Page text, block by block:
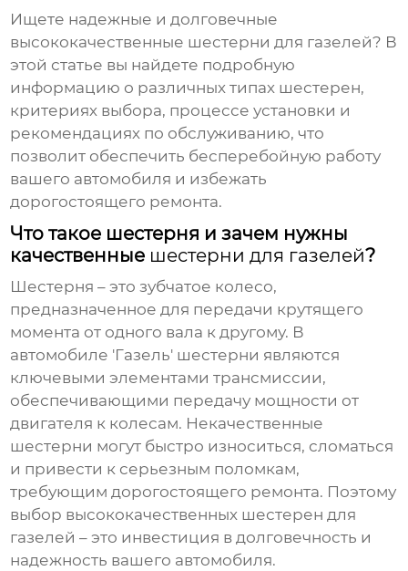
Ищете надежные и долговечные
высококачественные шестерни для газелей? В
этой статье вы найдете подробную
информацию о различных типах шестерен,
критериях выбора, процессе установки и
рекомендациях по обслуживанию, что
позволит обеспечить бесперебойную работу
вашего автомобиля и избежать
дорогостоящего ремонта.
Что такое шестерня и зачем нужны
качественные шестерни для газелей?
Шестерня – это зубчатое колесо,
предназначенное для передачи крутящего
момента от одного вала к другому. В
автомобиле 'Газель' шестерни являются
ключевыми элементами трансмиссии,
обеспечивающими передачу мощности от
двигателя к колесам. Некачественные
шестерни могут быстро износиться, сломаться
и привести к серьезным поломкам,
требующим дорогостоящего ремонта. Поэтому
выбор высококачественных шестерен для
газелей – это инвестиция в долговечность и
надежность вашего автомобиля.